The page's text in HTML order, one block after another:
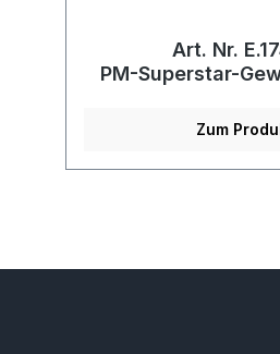
Art. Nr.
PM-Superstar-
Zum